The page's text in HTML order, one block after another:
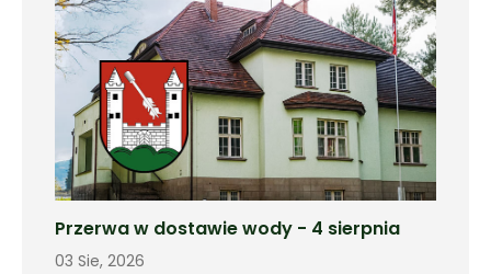
Przerwa w dostawie wody - 4 sierpnia
03 Sie, 2026